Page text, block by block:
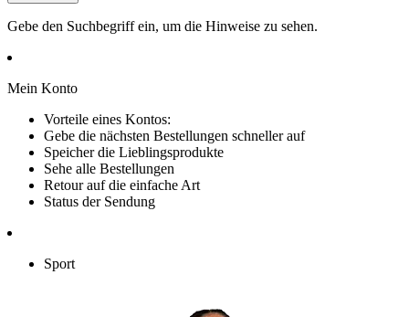
Gebe den Suchbegriff ein, um die Hinweise zu sehen.
Mein Konto
Vorteile eines Kontos:
Gebe die nächsten Bestellungen schneller auf
Speicher die Lieblingsprodukte
Sehe alle Bestellungen
Retour auf die einfache Art
Status der Sendung
Sport